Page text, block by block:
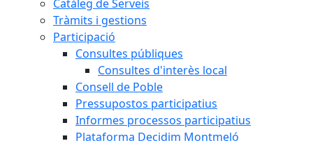
Catàleg de Serveis
Tràmits i gestions
Participació
Consultes públiques
Consultes d'interès local
Consell de Poble
Pressupostos participatius
Informes processos participatius
Plataforma Decidim Montmeló